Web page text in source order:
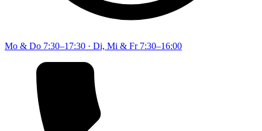
Mo & Do 7:30–17:30 · Di, Mi & Fr 7:30–16:00